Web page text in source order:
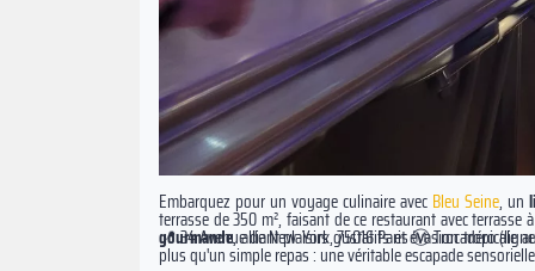
Embarquez pour un voyage culinaire avec Bleu Seine, un
terrasse de 350 m², faisant de ce restaurant avec
gourmande, alliant plaisirs gustatifs et évasion tropicale
plus qu'un simple repas : une véritable escapade
📍 34 Avenue de New-York, 75016 Paris Ⓜ️ Trocadéro